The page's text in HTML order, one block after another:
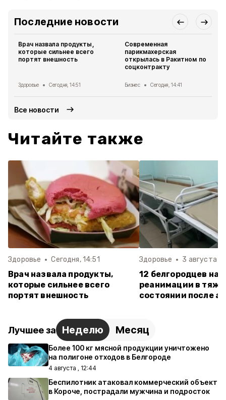
Последние новости
Врач назвала продукты,
которые сильнее всего
портят внешность
Здоровье Сегодня, 14:51
Современная
парикмахерская
открылась в Ракитном по
соцконтракту
Бизнес Сегодня, 14:41
Все новости
Читайте также
Здоровье Сегодня, 14:51
Врач назвала продукты,
которые сильнее всего
портят внешность
Здоровье 3 августа ,
12 белгородцев
реанимации в
состоянии после
Лучшее за Неделю Месяц
Более 100 кг мясной продукции уничтожено
на полигоне отходов в Белгороде
4 августа , 12:44
Беспилотник атаковал коммерческий объект
в Короче, пострадали мужчина и подросток